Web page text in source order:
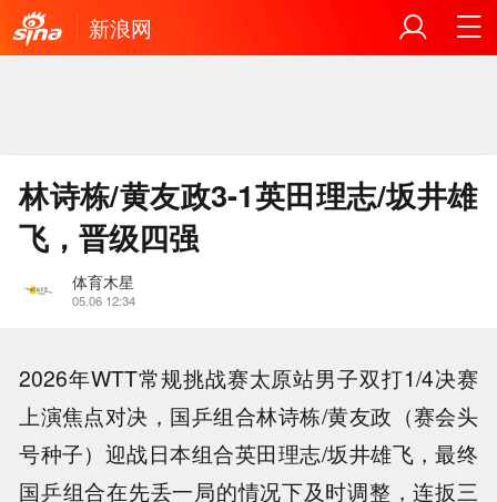
新浪网
林诗栋/黄友政3-1英田理志/坂井雄
飞，晋级四强
体育木星
05.06 12:34
2026年WTT常规挑战赛太原站男子双打1/4决赛
上演焦点对决，国乒组合林诗栋/黄友政（赛会头
号种子）迎战日本组合英田理志/坂井雄飞，最终
国乒组合在先丢一局的情况下及时调整，连扳三